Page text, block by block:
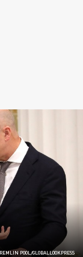
POOL/GLOBALLOOKPRESS